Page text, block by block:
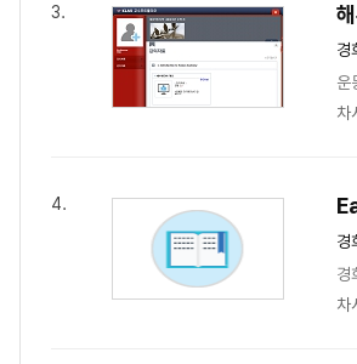
3.
경
운
차
4.
경
경
차